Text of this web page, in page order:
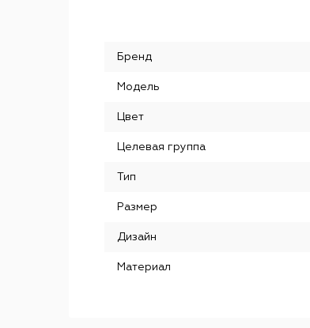
Бренд
Модель
Цвет
Целевая группа
Тип
Размер
Дизайн
Материал